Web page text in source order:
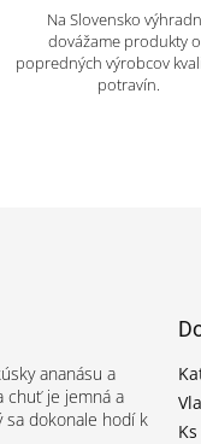
Na Slovensko
dovážame produkty
popredných výrobcov
potravín.
ananásu a
chuť je jemná a
sa dokonale hodí k